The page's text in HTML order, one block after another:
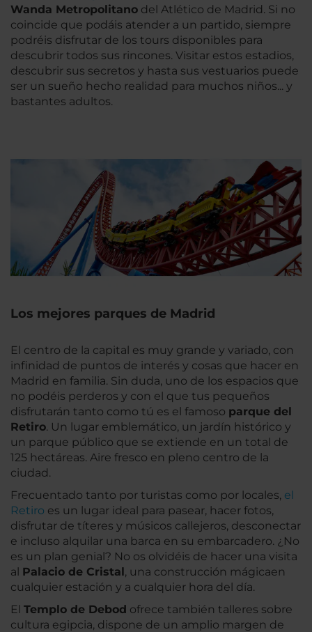
Wanda Metropolitano del Atlético de Madrid. Si no
coincide que podáis atender a un partido, siempre
podréis disfrutar de los tours disponibles para
descubrir todos sus rincones. Visitar estos estadios,
descubrir sus secretos y hasta sus vestuarios puede
ser un sueño hecho realidad para muchos niños... y
bastantes adultos.
Los mejores parques de Madrid
El centro de la capital es muy grande y variado, con
infinidad de puntos de interés y cosas que hacer en
Madrid en familia. Sin duda, uno de los espacios que
no podéis perderos y con el que tus pequeños
disfrutarán tanto como tú es el famoso parque del
Retiro. Un lugar emblemático, un jardín histórico y
un parque público que se extiende en un total de
125 hectáreas. Aire fresco en pleno centro de la
ciudad.
Frecuentado tanto por turistas como por locales, el
Retiro es un lugar ideal para pasear, hacer fotos,
disfrutar de títeres y músicos callejeros, desconectar
e incluso alquilar una barca en su embarcadero. ¿No
es un plan genial? No os olvidéis de hacer una visita
al Palacio de Cristal, una construcción mágicaen
cualquier estación y a cualquier hora del día.
El Templo de Debod ofrece también talleres sobre
cultura egipcia, dispone de un amplio margen de